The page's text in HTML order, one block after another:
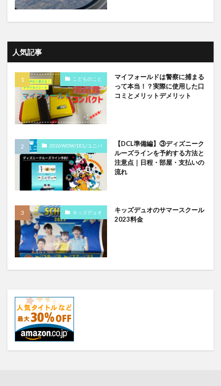
人気記事
こどものこと
マイフォールドは警察に捕まる
って本当！？実際に使用した口
コミとメリットデメリット
2026WDW/DCL/ユニバ
【DCL準備編】③ディズニーク
ルーズラインを予約する方法と
注意点｜日程・部屋・支払いの
流れ
キッズデュオ
キッズデュオのサマースクール
2023料金